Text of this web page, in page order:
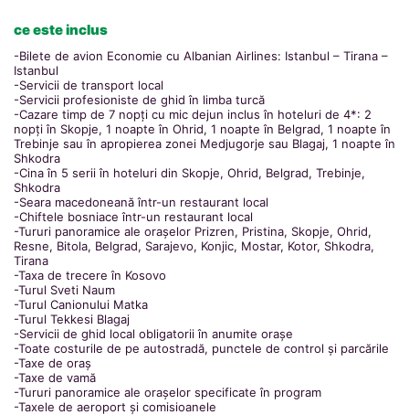
ce este inclus
-Bilete de avion Economie cu Albanian Airlines: Istanbul – Tirana –
Istanbul
-Servicii de transport local
-Servicii profesioniste de ghid în limba turcă
-Cazare timp de 7 nopți cu mic dejun inclus în hoteluri de 4*: 2
nopți în Skopje, 1 noapte în Ohrid, 1 noapte în Belgrad, 1 noapte în
Trebinje sau în apropierea zonei Medjugorje sau Blagaj, 1 noapte în
Shkodra
-Cina în 5 serii în hoteluri din Skopje, Ohrid, Belgrad, Trebinje,
Shkodra
-Seara macedoneană într-un restaurant local
-Chiftele bosniace într-un restaurant local
-Tururi panoramice ale orașelor Prizren, Pristina, Skopje, Ohrid,
Resne, Bitola, Belgrad, Sarajevo, Konjic, Mostar, Kotor, Shkodra,
Tirana
-Taxa de trecere în Kosovo
-Turul Sveti Naum
-Turul Canionului Matka
-Turul Tekkesi Blagaj
-Servicii de ghid local obligatorii în anumite orașe
-Toate costurile de pe autostradă, punctele de control și parcările
-Taxe de oraș
-Taxe de vamă
-Tururi panoramice ale orașelor specificate în program
-Taxele de aeroport și comisioanele